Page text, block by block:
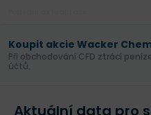
Koupit akcie Wacker
Při obchodování CFD ztrácí
účtů.
Aktuální data pro